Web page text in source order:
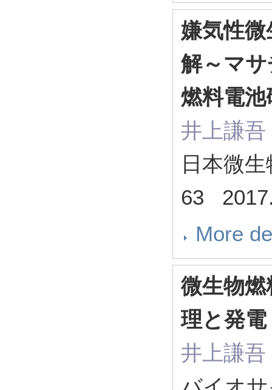
嫌気性
解～マ
燃料電
井上謙吾
日本微
63
More
微生物
理と発電
井上謙吾